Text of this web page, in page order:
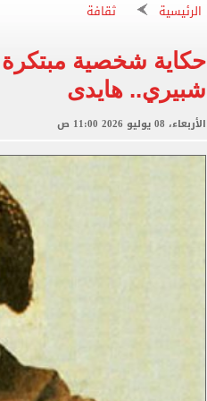
وزير التخطيط: معدل البطالة تراجع إلى 5.8% خلال
تظلمات الثانوية العامة..
أين سيكون كسوف الشمس الكلى
وزارة الداخلية تعلن بدء التقديم
الرئيسية ثقافة
حكاية شخصية مبتكرة
شبيري.. هايدى
الأربعاء، 08 يوليو 2026 11:00 ص